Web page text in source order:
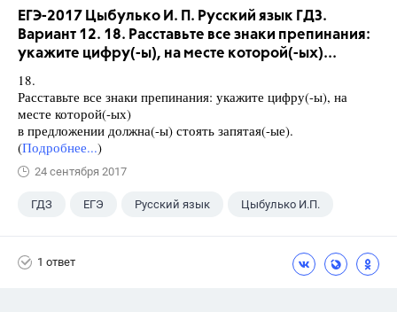
ЕГЭ-2017 Цыбулько И. П. Русский язык ГДЗ.
Вариант 12. 18. Расставьте все знаки препинания:
укажите цифру(-ы), на месте которой(-ых)...
18.
Расставьте все знаки препинания: укажите цифру(-ы), на
месте которой(-ых)
в предложении должна(-ы) стоять запятая(-ые).
(Подробнее...)
24 сентября 2017
ГДЗ ЕГЭ Русский язык Цыбулько И.П.
1 ответ